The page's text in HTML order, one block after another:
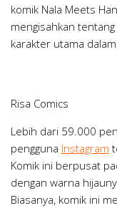
komik Nala Meets
mengisahkan
karakter utama dalam
Risa Comics
Lebih dari 59.000
pengguna Instagram
Komik ini berpusat
dengan warna
Biasanya, komik ini